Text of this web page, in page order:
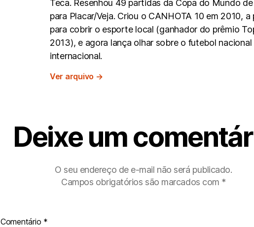
Teca. Resenhou 49 partidas da Copa do Mundo
para Placar/Veja. Criou o CANHOTA 10 em 2010, a
para cobrir o esporte local (ganhador do prêmio
2013), e agora lança olhar sobre o futebol nacional
internacional.
Ver arquivo →
Deixe um
O seu endereço de e-mail não será publicado.
Campos obrigatórios são marcados com *
Comentário *